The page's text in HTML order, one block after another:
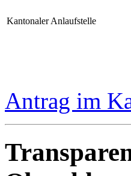
Kantonaler Anlaufstelle
Antrag im